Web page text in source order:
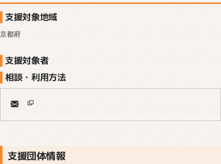
支援対象地域
京都府
支援対象者
相談・利用方法
支援団体情報